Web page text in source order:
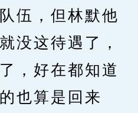
伍，但林默他
没这待遇了，
，好在都知道
也算是回来